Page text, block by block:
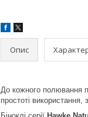
Опис
До кожного полювання
простоті використання,